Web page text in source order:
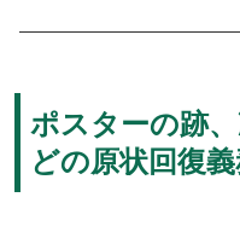
ポスターの跡
どの原状回復